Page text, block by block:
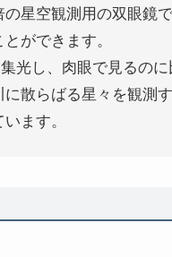
の星空観測用の双眼
ができます。
光し、肉眼で見るの
散らばる星々を観測
ます。